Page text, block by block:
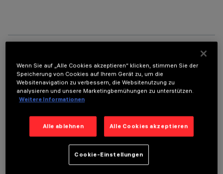
TECHNISCHE DATEN
LETZTES UPDATE: 01.08.2026
BESCHREIBUNG
Fixed round luminaire designed to use a LED lamp with C.O.B.
technology. Version without rim for mounting flush with
with an anti-scratch protective layer. Die-cast aluminium
body and passive dissipation system. Product complete with
Wenn Sie auf „Alle Cookies akzeptieren“ klicken, stimmen Sie der
Speicherung von Cookies auf Ihrem Gerät zu, um die
Websitenavigation zu verbessern, die Websitenutzung zu
analysieren und unsere Marketingbemühungen zu unterstützen.
Weitere Informationen
Alle ablehnen Alle Cookies akzeptieren
Cookie-Einstellungen